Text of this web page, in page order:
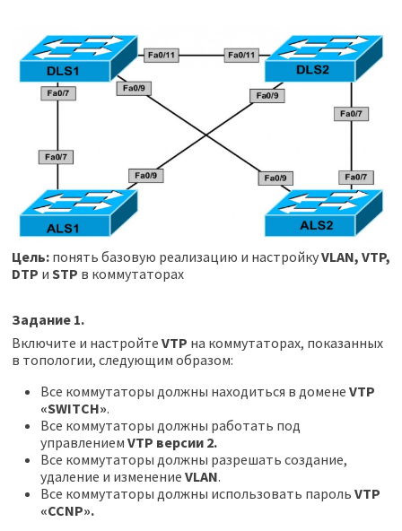
Цель:понять базовую реализацию и настройкуVLAN, VTP,
DTP и STP в коммутаторах
Задание 1.
Включите и настройте VTP на коммутаторах, показанных
в топологии, следующим образом:
Все коммутаторы должны находиться в домене VTP
«SWITCH».
Все коммутаторы должны работать под
управлением VTP версии 2.
Все коммутаторы должны разрешать создание,
удаление и изменение VLAN.
Все коммутаторы должны использовать пароль VTP
«CCNP».